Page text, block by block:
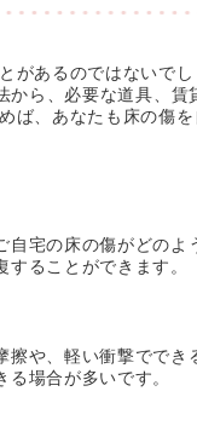
あるのではないで
ら、必要な道具、
、あなたも床の傷
宅の床の傷がどの
ることができます。
や、軽い衝撃でで
場合が多いです。